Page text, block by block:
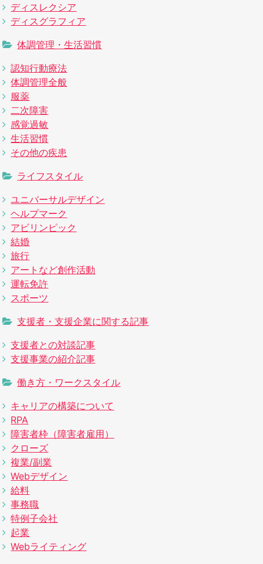
ディスレクシア
ディスグラフィア
体調管理・生活習慣
認知行動療法
体調管理全般
服薬
二次障害
感覚過敏
生活習慣
その他の疾患
ライフスタイル
ユニバーサルデザイン
ヘルプマーク
アビリンピック
結婚
旅行
アートなど創作活動
運転免許
スポーツ
支援者・支援企業に関する記事
支援者との対談記事
支援事業の紹介記事
働き方・ワークスタイル
キャリアの構築について
RPA
障害者枠（障害者雇用）
クローズ
複業/副業
Webデザイン
給料
事務職
特例子会社
起業
Webライティング